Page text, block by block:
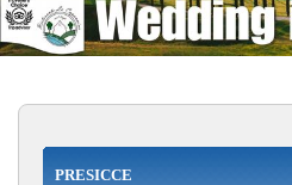
PRESICCE